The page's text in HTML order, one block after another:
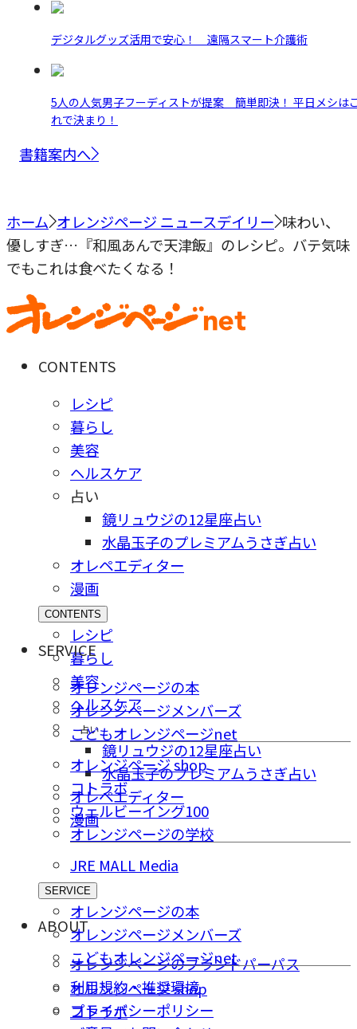
デジタルグッズ活用で安心！ 遠隔スマート介護術
5人の人気男子フーディストが提案 簡単即決！ 平日メシは
れで決まり！
書籍案内へ
ホーム オレンジページ ニュースデイリー 味わい、
優しすぎ…『和風あんで天津飯』のレシピ。バテ気味
でもこれは食べたくなる！
CONTENTS
レシピ
暮らし
美容
ヘルスケア
占い
鏡リュウジの12星座占い
水晶玉子のプレミアムうさぎ占い
オレペエディター
漫画
CONTENTS
レシピ
暮らし
美容
ヘルスケア
占い
鏡リュウジの12星座占い
水晶玉子のプレミアムうさぎ占い
オレペエディター
漫画
SERVICE
オレンジページの本
オレンジページメンバーズ
こどもオレンジページnet
オレンジページ shop
コトラボ
ウェルビーイング100
オレンジページの学校
JRE MALL Media
SERVICE
オレンジページの本
オレンジページメンバーズ
こどもオレンジページnet
オレンジページ shop
コトラボ
ABOUT
オレンジページのブランドパーパス
利用規約・推奨環境
プライバシーポリシー